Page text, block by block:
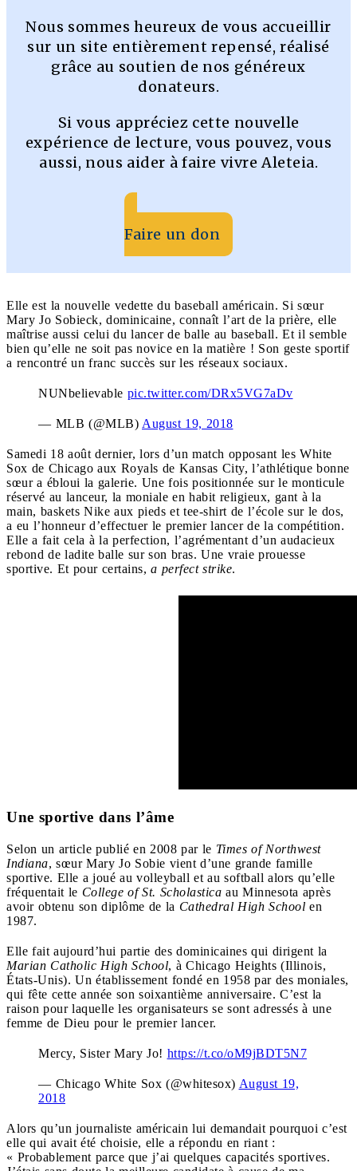
Nous sommes heureux de vous accueillir
sur un site entièrement repensé, réalisé
grâce au soutien de nos généreux
donateurs.
Si vous appréciez cette nouvelle
expérience de lecture, vous pouvez, vous
aussi, nous aider à faire vivre Aleteia.
Faire un don
Elle est la nouvelle vedette du baseball américain. Si sœur
Mary Jo Sobieck, dominicaine, connaît l’art de la prière, elle
maîtrise aussi celui du lancer de balle au baseball. Et il semble
bien qu’elle ne soit pas novice en la matière ! Son geste sportif
a rencontré un franc succès sur les réseaux sociaux.
NUNbelievable pic.twitter.com/DRx5VG7aDv
— MLB (@MLB) August 19, 2018
Samedi 18 août dernier, lors d’un match opposant les White
Sox de Chicago aux Royals de Kansas City, l’athlétique bonne
sœur a ébloui la galerie. Une fois positionnée sur le monticule
réservé au lanceur, la moniale en habit religieux, gant à la
main, baskets Nike aux pieds et tee-shirt de l’école sur le dos,
a eu l’honneur d’effectuer le premier lancer de la compétition.
Elle a fait cela à la perfection, l’agrémentant d’un audacieux
rebond de ladite balle sur son bras. Une vraie prouesse
sportive. Et pour certains, a perfect strike.
Une sportive dans l’âme
Selon un article publié en 2008 par le Times of Northwest
Indiana, sœur Mary Jo Sobie vient d’une grande famille
sportive. Elle a joué au volleyball et au softball alors qu’elle
fréquentait le College of St. Scholastica au Minnesota après
avoir obtenu son diplôme de la Cathedral High School en
1987.
Elle fait aujourd’hui partie des dominicaines qui dirigent la
Marian Catholic High School, à Chicago Heights (Illinois,
États-Unis). Un établissement fondé en 1958 par des moniales,
qui fête cette année son soixantième anniversaire. C’est la
raison pour laquelle les organisateurs se sont adressés à une
femme de Dieu pour le premier lancer.
Mercy, Sister Mary Jo! https://t.co/oM9jBDT5N7
— Chicago White Sox (@whitesox) August 19,
2018
Alors qu’un journaliste américain lui demandait pourquoi c’est
elle qui avait été choisie, elle a répondu en riant :
« Probablement parce que j’ai quelques capacités sportives.